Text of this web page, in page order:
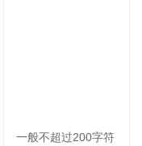
一般不超过200字符